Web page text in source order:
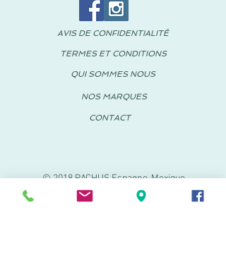
© 2018 PACHUS Espagne-Mexique
AVIS DE CONFIDENTIALITÉ
TERMES ET CONDITIONS
QUI SOMMES NOUS
NOS MARQUES
CONTACT
PACHUS VINARÒS